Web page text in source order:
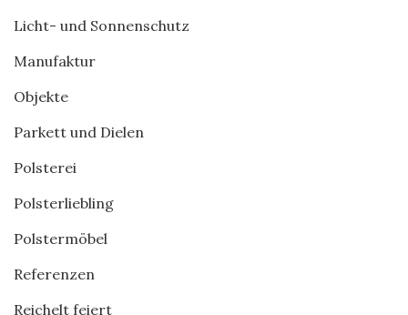
Licht- und Sonnenschutz
Manufaktur
Objekte
Parkett und Dielen
Polsterei
Polsterliebling
Polstermöbel
Referenzen
Reichelt feiert